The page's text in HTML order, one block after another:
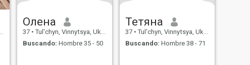
Олена
37 • Tul'chyn, Vinnytsya, Ukrania
Buscando: Hombre 35 - 50
Тетяна
37 • Tul'chyn, Vinnytsya, Ukrania
Buscando: Hombre 38 - 71